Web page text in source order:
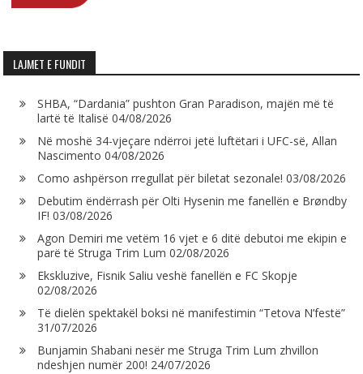
LAJMET E FUNDIT
SHBA, “Dardania” pushton Gran Paradison, majën më të
lartë të Italisë 04/08/2026
Në moshë 34-vjeçare ndërroi jetë luftëtari i UFC-së, Allan
Nascimento 04/08/2026
Como ashpërson rregullat për biletat sezonale! 03/08/2026
Debutim ëndërrash për Olti Hysenin me fanellën e Brøndby
IF! 03/08/2026
Agon Demiri me vetëm 16 vjet e 6 ditë debutoi me ekipin e
parë të Struga Trim Lum 02/08/2026
Ekskluzive, Fisnik Saliu veshë fanellën e FC Skopje
02/08/2026
Të dielën spektakël boksi në manifestimin “Tetova N’festë”
31/07/2026
Bunjamin Shabani nesër me Struga Trim Lum zhvillon
ndeshjen numër 200! 24/07/2026